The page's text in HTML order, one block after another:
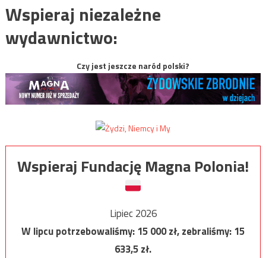
Wspieraj niezależne
wydawnictwo:
Czy jest jeszcze naród polski?
Wspieraj Fundację Magna Polonia!
Lipiec 2026
W lipcu potrzebowaliśmy:15 000zł, zebraliśmy:15
633,5zł.